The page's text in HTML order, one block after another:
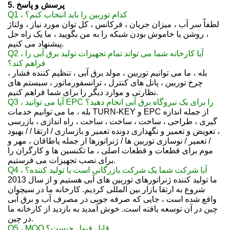
5. پرسش و پاسخ
Q1 ، کدام توربین را باید انتخاب کنم؟
لطفاً سر آب ، میزان جریان ، فرکانس ، کل توان مورد نیاز ، ولتاژ
، روشن یا خاموش بودن شبکه را به من بگویید ، ما یک راه حل
پیشنهاد می کنیم.
Q2 ، آیا کارخانه شما می تواند تمام تجهیزات تولید برق آبی را
فراهم کند؟
بله ، ما می توانیم توربین ، مولد برق آبی ، تنظیم کننده فشار ،
چرخ توربین ، پانل های کنترل ، ترانسفورماتور ، سیستم های
نظارتی و موارد دیگر را برای شما فراهم کنیم.
Q3 ، آیا می توانید EPC را برای یک نیروگاه برق آبی انجام دهید؟
بله ، ما می توانیم خدمات TURN-KEY و EPC از جمله اندازه
گیری ، طراحی ، ساخت ، ساخت ، ساخت ، راه اندازی ، بازرسی
، تعویض و تعمیر و نگهداری دونده تعمیر و بازسازی / ارتقا / / بهبود
/ تعمیر / نوسازی توربین ها / ژنراتورها از جمله یاطاقان ، مهر و
موم برای قطعات و قطعات اصلی ، ما تکنسین ها و کارگران را
برای نصب تجهیزات می فرستیم.
Q4 ، آیا شرکت شما یک شرکت بازرگانی است یا تولید کننده؟
ما تولید کننده ژنراتورهای توربین های آبی هستیم و از سال 2013
شروع به ارتقا بازار بین المللی کردیم. کارخانه ما در سیچوان
واقع شده است ، جایی که صرفه جویی در مصرف آب و برق آبی
چین در آن توسعه یافته است. خوش آمدید به بازدید از کارخانه ما
در چین.